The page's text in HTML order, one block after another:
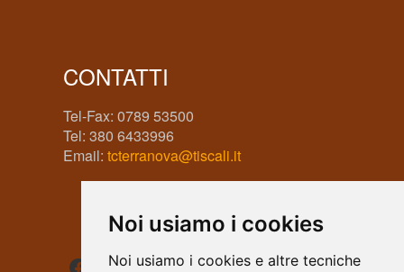
Noi usiamo i cookies
Noi usiamo i cookies e altre tecniche
CONTATTI
Tel-Fax: 0789 53500
Tel: 380 6433996
Email: tcterranova@tiscali.it
Facebook
Instagram
WhatsApp